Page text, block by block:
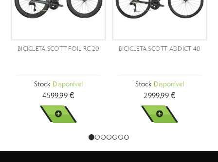
SCOTT FOIL RC 20
Disponível
4599,99 €
VER MAIS
BICICLETA SCOTT ADDICT 40
Disponível
2999,99 €
VER MAIS